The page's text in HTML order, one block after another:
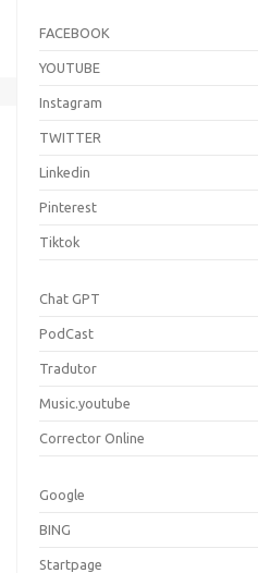
FACEBOOK
YOUTUBE
Instagram
TWITTER
Linkedin
Pinterest
Tiktok
Chat GPT
PodCast
Tradutor
Music.youtube
Corrector Online
Google
BING
Startpage